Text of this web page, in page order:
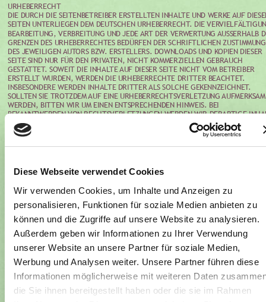
Diese Webseite verwendet Cookies
Wir verwenden Cookies, um Inhalte und Anzeigen zu
personalisieren, Funktionen für soziale Medien anbieten zu
können und die Zugriffe auf unsere Website zu analysieren.
Außerdem geben wir Informationen zu Ihrer Verwendung
unserer Website an unsere Partner für soziale Medien,
Werbung und Analysen weiter. Unsere Partner führen diese
Informationen möglicherweise mit weiteren Daten
die Sie ihnen bereitgestellt haben oder die sie im Rahmen
URHEBERRECHT
DIE DURCH DIE SEITENBETREIBER ERSTELLTEN INHALTE UND WERKE AUF
SEITEN UNTERLIEGEN DEM DEUTSCHEN URHEBERRECHT. DIE
BEARBEITUNG, VERBREITUNG UND JEDE ART DER VERWERTUNG AUSSERHALB
GRENZEN DES URHEBERRECHTES BEDÜRFEN DER SCHRIFTLICHEN
DES JEWEILIGEN AUTORS BZW. ERSTELLERS. DOWNLOADS UND KOPIEN DIESER
SEITE SIND NUR FÜR DEN PRIVATEN, NICHT KOMMERZIELLEN GEBRAUCH
GESTATTET. SOWEIT DIE INHALTE AUF DIESER SEITE NICHT VOM BETREIBER
ERSTELLT WURDEN, WERDEN DIE URHEBERRECHTE DRITTER BEACHTET.
INSBESONDERE WERDEN INHALTE DRITTER ALS SOLCHE GEKENNZEICHNET.
SOLLTEN SIE TROTZDEM AUF EINE URHEBERRECHTSVERLETZUNG
WERDEN, BITTEN WIR UM EINEN ENTSPRECHENDEN HINWEIS. BEI
BEKANNTWERDEN VON RECHTSVERLETZUNGEN WERDEN WIR DERARTIGE
UMGEHEND ENTFERNEN.
DATENSCHUTZ
SEHR ERNST. WIR BEHANDELN IHRE PERSONENBEZOGENEN DATEN
UND ENTSPRECHEND DER GESETZLICHEN DATENSCHUTZVORSCHRIFTEN
DIESER DATENSCHUTZERKLÄRUNG. DIE NUTZUNG UNSERER WEBSEITE IST IN
REGEL OHNE ANGABE PERSONENBEZOGENER DATEN MÖGLICH. SOWEIT AUF
UNSEREN SEITEN PERSONENBEZOGENE DATEN (BEISPIELSWEISE NAME,
ODER E-MAIL-ADRESSEN) ERHOBEN WERDEN, ERFOLGT DIES, SOWEIT
STETS AUF FREIWILLIGER BASIS. DIESE DATEN WERDEN OHNE IHRE
AUSDRÜCKLICHE ZUSTIMMUNG NICHT AN DRITTE WEITERGEGEBEN.WIR
DARAUF HIN, DASS DIE DATENÜBERTRAGUNG IM INTERNET (Z.B. BEI DER
KOMMUNIKATION PER E-MAIL) SICHERHEITSLÜCKEN AUFWEISEN KANN. EIN
LÜCKENLOSER SCHUTZ DER DATEN VOR DEM ZUGRIFF DURCH DRITTE IST
MÖGLICH.
DIE INTERNETSEITEN VERWENDEN TEILWEISE SO GENANNTE COOKIES.